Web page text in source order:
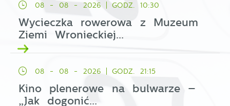
08 - 08 - 2026 GODZ. 10:30
Wycieczka rowerowa z Muzeum
Ziemi Wronieckiej...
08 - 08 - 2026 GODZ. 21:15
Kino plenerowe na bulwarze –
„Jak dogonić...